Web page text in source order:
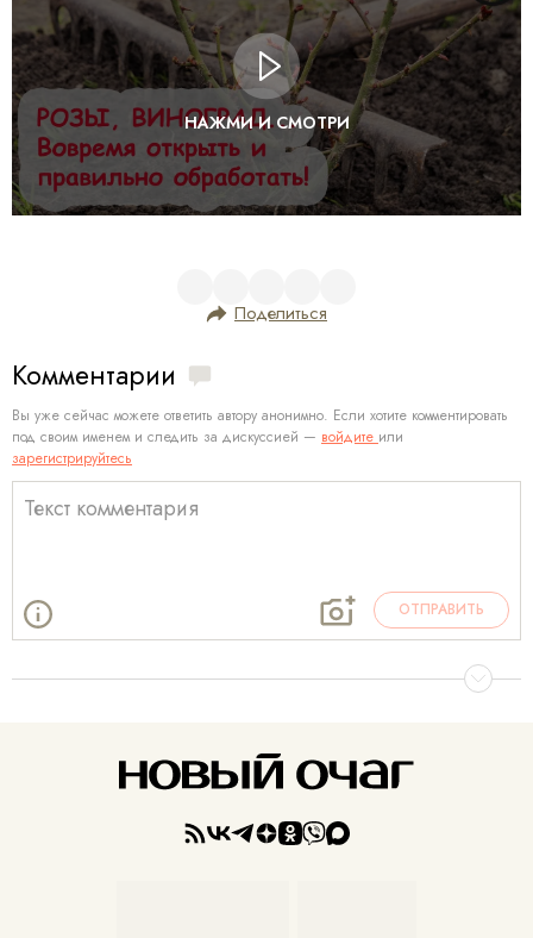
НАЖМИ И СМОТРИ
Поделиться
Комментарии
Вы уже сейчас можете ответить автору анонимно. Если хотите комментировать
под своим именем и следить за дискуссией — войдите или
зарегистрируйтесь
ОТПРАВИТЬ